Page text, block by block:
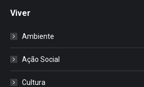
Viver
Ambiente
Ação Social
Cultura